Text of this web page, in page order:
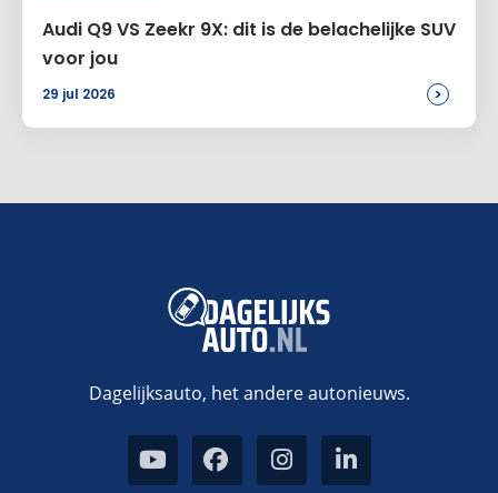
Audi Q9 VS Zeekr 9X: dit is de belachelijke SUV
voor jou
29 jul 2026 >
Dagelijksauto, het andere autonieuws.